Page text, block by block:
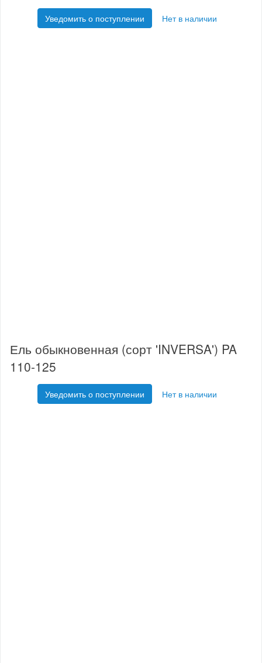
Уведомить о поступлении Нет в наличии
Ель обыкновенная (сорт 'INVERSA') PA
110-125
Уведомить о поступлении Нет в наличии